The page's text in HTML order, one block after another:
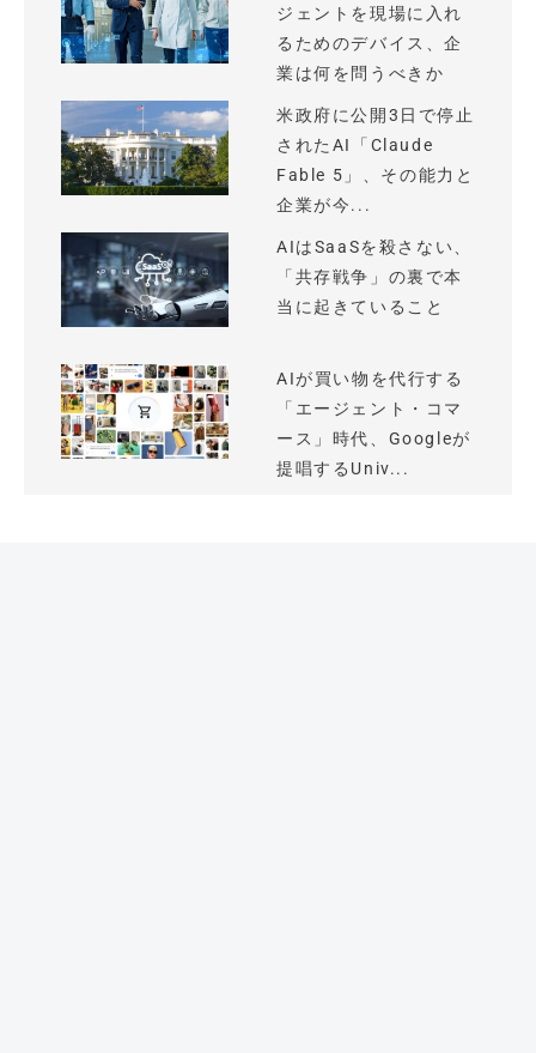
ジェントを現場に入れ
るためのデバイス、企
業は何を問うべきか
米政府に公開3日で停止
されたAI「Claude
Fable 5」、その能力と
企業が今...
AIはSaaSを殺さない、
「共存戦争」の裏で本
当に起きていること
AIが買い物を代行する
「エージェント・コマ
ース」時代、Googleが
提唱するUniv...